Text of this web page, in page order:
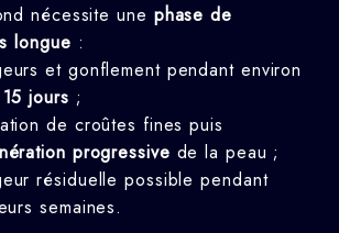
nécessite une phase de
longue :
et gonflement pendant environ
jours ;
de croûtes fines puis
progressive de la peau ;
résiduelle possible pendant
semaines.